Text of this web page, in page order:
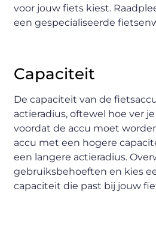
voor jouw fiets kiest.
een gespecialiseerde
Capaciteit
De capaciteit van de
actieradius, oftewel hoe ver
voordat de accu moet
accu met een hogere
een langere actieradius.
gebruiksbehoeften en kies
capaciteit die past bij jouw